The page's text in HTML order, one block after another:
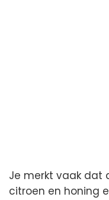
Je merkt vaak dat
citroen en honing